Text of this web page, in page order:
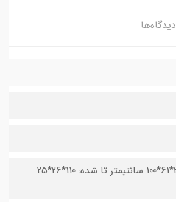
دیدگاه‌ها
سایز طول کامل: 207*61*100 سانتیمتر تا شده: 110*26*25